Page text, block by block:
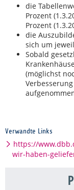
die
Prozent
Prozent
die
sich um
Sobald
(möglichst
Verwandte Links
https://
wir-haben-